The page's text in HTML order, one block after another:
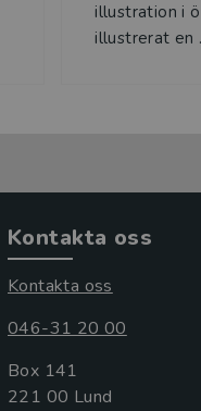
illustration i
illustrerat en
Kontakta oss
Kontakta oss
046-31 20 00
Box 141
221 00 Lund